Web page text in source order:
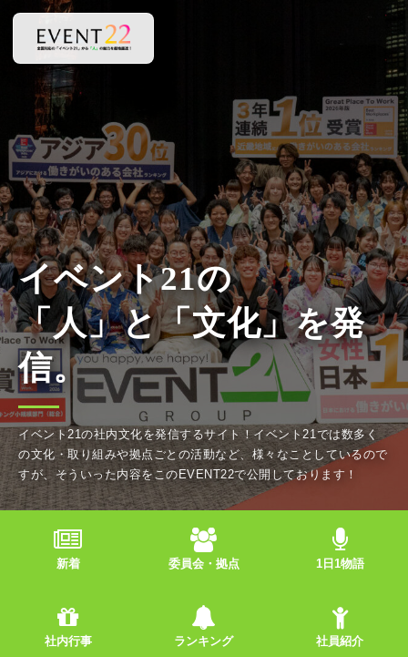
イベント21の社内文化を発信するサイト！イベント21では数多く
の文化・取り組みや拠点ごとの活動など、様々なことしているので
すが、そういった内容をこのEVENT22で公開しております！
新着 委員会・拠点 1日1物語
社内行事 ランキング 社員紹介